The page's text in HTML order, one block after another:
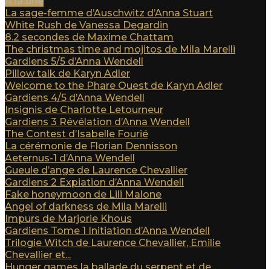
La sage-femme d’Auschwitz d’Anna Stuart
White Rush de Vanessa Degardin
8.2 secondes de Maxime Chattam
The christmas time and mojitos de Mila Marelli
Gardiens 5/5 d’Anna Wendell
Pillow talk de Karyn Adler
Welcome to the Phare Ouest de Karyn Adler
Gardiens 4/5 d’Anna Wendell
Insignis de Charlotte Letourneur
Gardiens 3 Révélation d’Anna Wendell
The Contest d’Isabelle Fourié
La cérémonie de Florian Dennisson
Aeternus-1 d’Anna Wendell
Gueule d’ange de Laurence Chevallier
Gardiens 2 Expiation d’Anna Wendell
Fake honeymoon de Lili Malone
Angel of darkness de Mila Marelli
Impurs de Marjorie Khous
Gardiens Tome 1 Initiation d’Anna Wendell
Trilogie Witch de Laurence Chevallier, Emilie
Chevallier et...